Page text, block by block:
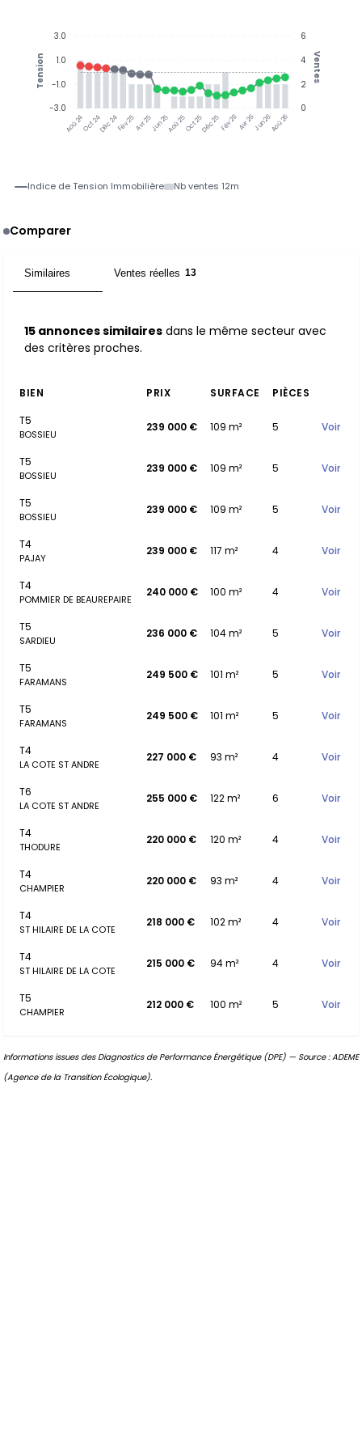
Aoû 24Oct 24Déc 24Fév 25Avr 25Jun 25Aoû 25Oct 25Déc 25Fév 26Avr 26Jun 26Aoû 26
6
4
2
0
Ventes
3.0
1.0
-1.0
-3.0
Tension
Indice de Tension Immobilière Nb ventes 12m
Comparer
Similaires Ventes réelles 13
15 annonces similaires dans le même secteur avec
des critères proches.
BIEN PRIX SURFACE
PIÈCES
T5
BOSSIEU
239 000 € 109 m² 5 Voir
T5
BOSSIEU
239 000 € 109 m² 5 Voir
T5
BOSSIEU
239 000 € 109 m² 5 Voir
T4
PAJAY
239 000 € 117 m² 4 Voir
T4
POMMIER DE BEAUREPAIRE
240 000 € 100 m² 4 Voir
T5
SARDIEU
236 000 € 104 m² 5 Voir
T5
FARAMANS
249 500 € 101 m² 5 Voir
T5
FARAMANS
249 500 € 101 m² 5 Voir
T4
LA COTE ST ANDRE
227 000 € 93 m² 4 Voir
T6
LA COTE ST ANDRE
255 000 € 122 m² 6 Voir
T4
THODURE
220 000 € 120 m² 4 Voir
T4
CHAMPIER
220 000 € 93 m² 4 Voir
T4
ST HILAIRE DE LA COTE
218 000 € 102 m² 4 Voir
T4
ST HILAIRE DE LA COTE
215 000 € 94 m² 4 Voir
T5
CHAMPIER
212 000 € 100 m² 5 Voir
Informations issues des Diagnostics de Performance Énergétique (DPE) — Source : ADEME
(Agence de la Transition Écologique).